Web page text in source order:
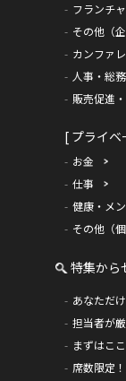
フランチ
その他（企
カンファ
人事・総
販売促進
[ プライベ
お金
仕事
健康・メ
その他（個
特集から
あなただ
担当者が
まずはこ
席数限定